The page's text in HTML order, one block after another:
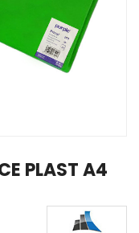
PLAST A4